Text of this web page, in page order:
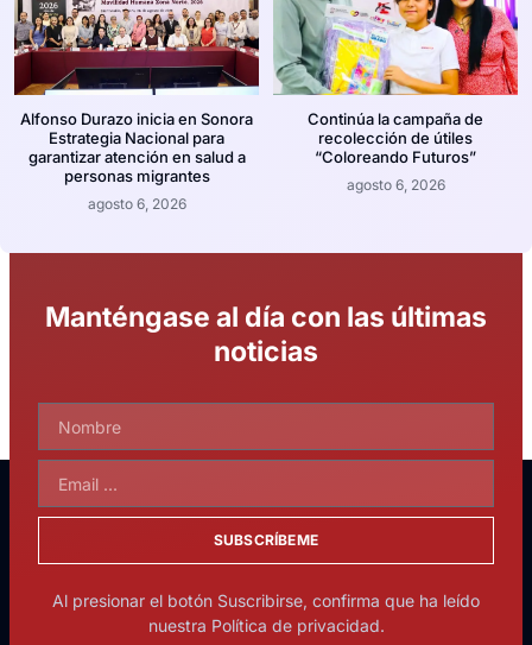
Alfonso Durazo inicia en Sonora
Estrategia Nacional para
garantizar atención en salud a
personas migrantes
agosto 6, 2026
Continúa la campaña de
recolección de útiles
“Coloreando Futuros”
agosto 6, 2026
Manténgase al día con las últimas
noticias
SUBSCRÍBEME
Al presionar el botón Suscribirse, confirma que ha leído
nuestra Política de privacidad.